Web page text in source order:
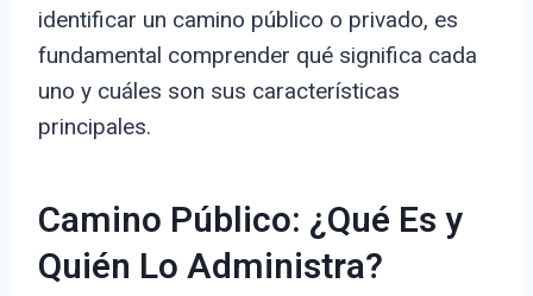
identificar un camino público o privado, es
fundamental comprender qué significa cada
uno y cuáles son sus características
principales.
Camino Público: ¿Qué Es y
Quién Lo Administra?